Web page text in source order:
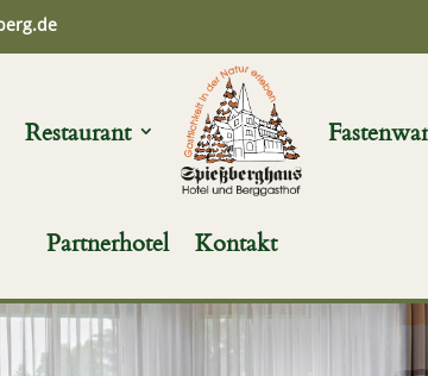
Restaurant
Partnerhotel Kontakt